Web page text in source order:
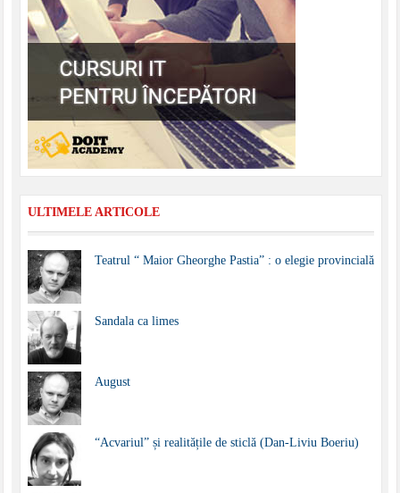
ULTIMELE ARTICOLE
Teatrul “ Maior Gheorghe Pastia” : o elegie provincială
Sandala ca limes
August
“Acvariul” și realitățile de sticlă (Dan-Liviu Boeriu)